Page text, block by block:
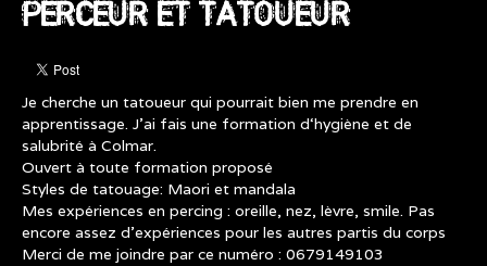
PERCEUR ET TATOUEUR
Je cherche un tatoueur qui pourrait bien me prendre en
apprentissage. J’ai fais une formation d‘hygiène et de
salubrité à Colmar.
Ouvert à toute formation proposé
Styles de tatouage: Maori et mandala
Mes expériences en percing : oreille, nez, lèvre, smile. Pas
encore assez d'expériences pour les autres partis du corps
Merci de me joindre par ce numéro : 0679149103